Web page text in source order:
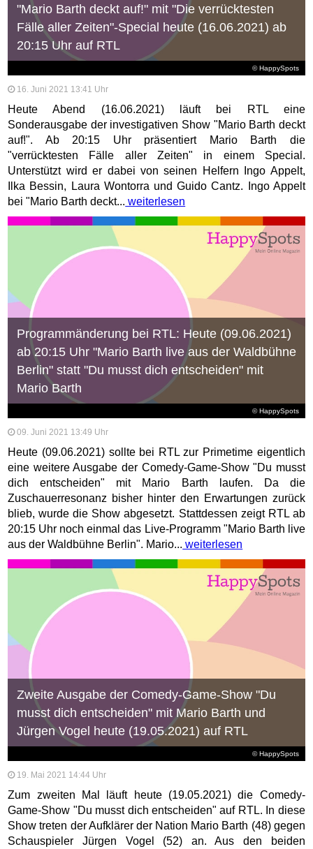
© HappySpots
"Mario Barth deckt auf!" mit "Die verrücktesten
Fälle aller Zeiten"-Special heute (16.06.2021) ab
20:15 Uhr auf RTL
16. Juni 2021 13:41 Uhr
Heute Abend (16.06.2021) läuft bei RTL eine
Sonderausgabe der investigativen Show "Mario Barth deckt
auf!". Ab 20:15 Uhr präsentiert Mario Barth die
"verrücktesten Fälle aller Zeiten" in einem Special.
Unterstützt wird er dabei von seinen Helfern Ingo Appelt,
Ilka Bessin, Laura Wontorra und Guido Cantz. Ingo Appelt
bei "Mario Barth deckt... weiterlesen
© HappySpots
Programmänderung bei RTL: Heute (09.06.2021)
ab 20:15 Uhr "Mario Barth live aus der Waldbühne
Berlin" statt "Du musst dich entscheiden" mit
Mario Barth
09. Juni 2021 13:49 Uhr
Heute (09.06.2021) sollte bei RTL zur Primetime eigentlich
eine weitere Ausgabe der Comedy-Game-Show "Du musst
dich entscheiden" mit Mario Barth laufen. Da die
Zuschauerresonanz bisher hinter den Erwartungen zurück
blieb, wurde die Show abgesetzt. Stattdessen zeigt RTL ab
20:15 Uhr noch einmal das Live-Programm "Mario Barth live
aus der Waldbühne Berlin". Mario... weiterlesen
© HappySpots
Zweite Ausgabe der Comedy-Game-Show "Du
musst dich entscheiden" mit Mario Barth und
Jürgen Vogel heute (19.05.2021) auf RTL
19. Mai 2021 14:44 Uhr
Zum zweiten Mal läuft heute (19.05.2021) die Comedy-
Game-Show "Du musst dich entscheiden" auf RTL. In diese
Show treten der Aufklärer der Nation Mario Barth (48) gegen
Schauspieler Jürgen Vogel (52) an. Aus den beiden